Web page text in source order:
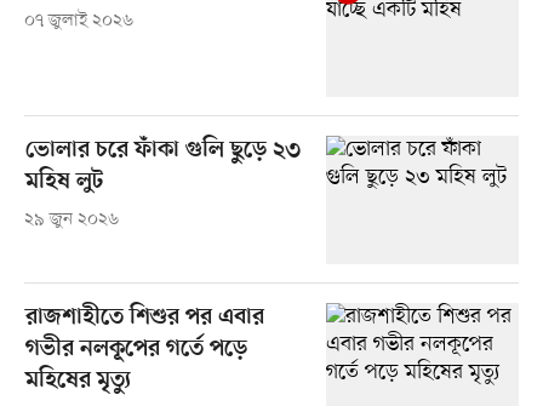
০৭ জুলাই ২০২৬
ভোলার চরে ফাঁকা গুলি ছুড়ে ২৩
মহিষ লুট
২৯ জুন ২০২৬
রাজশাহীতে শিশুর পর এবার
গভীর নলকূপের গর্তে পড়ে
মহিষের মৃত্যু